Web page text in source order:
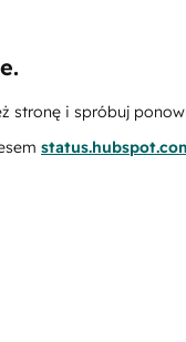
stronę i spróbuj